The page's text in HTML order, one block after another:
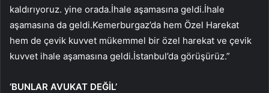
kaldırıyoruz. yine orada.İhale aşamasına geldi.İhale
aşamasına da geldi.Kemerburgaz’da hem Özel Harekat
hem de çevik kuvvet mükemmel bir özel harekat ve çevik
kuvvet ihale aşamasına geldi.İstanbul’da görüşürüz.”
‘BUNLAR AVUKAT DEĞİL’